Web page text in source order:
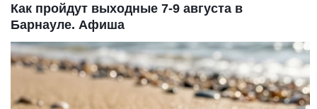
Как пройдут выходные 7-9 августа в
Барнауле. Афиша